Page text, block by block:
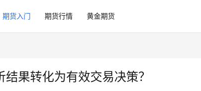
期货入门 期货行情 黄金期货
果转化为有效交易决策？